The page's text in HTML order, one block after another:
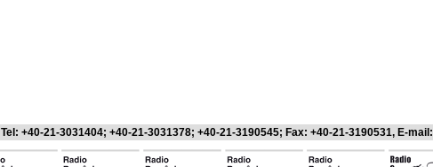
Tel: +40-21-3031404; +40-21-3031378; +40-21-3190545; Fax: +40-21-3190531, E-mail: